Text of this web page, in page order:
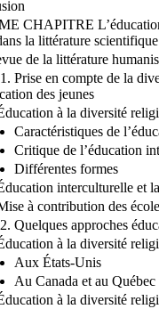
CHAPITRE
la littérature scientifique
de la littérature
Prise en compte de la
des jeunes
Éducation à la diversité
Caractéristiques de
Critique de l’éducation
Différentes formes
interculturelle et
Mise à contribution des
Quelques approches
Éducation à la diversité
Aux États-Unis
Au Canada et au Québec